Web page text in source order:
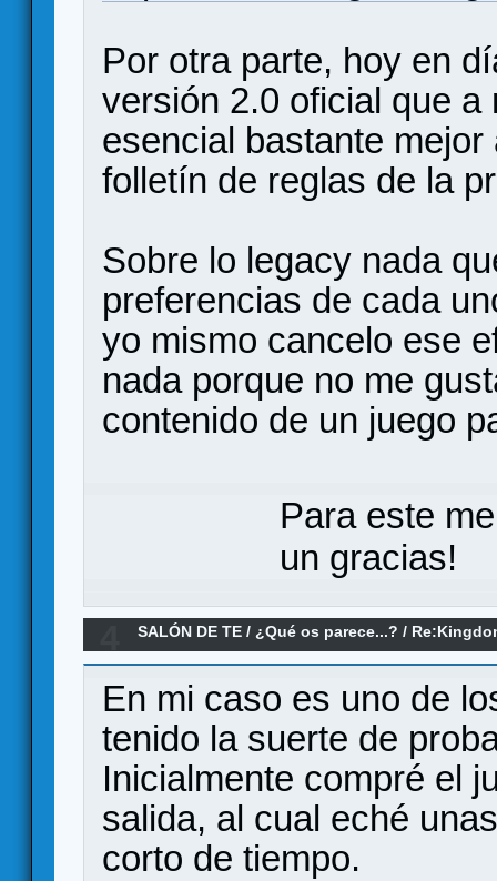
Por otra parte, hoy en
versión 2.0 oficial que
esencial bastante
folletín de reglas de la
Sobre lo legacy nada
preferencias de cada
yo mismo cancelo ese
nada porque no me
contenido de un juego
Para este
un gracias!
SALÓN DE TE / ¿Qué os parece...? /
En mi caso es uno de
tenido la suerte de
Inicialmente compré el
salida, al cual eché
corto de tiempo.